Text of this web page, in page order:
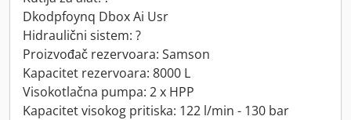
Dkodpfoynq Dbox Ai Usr
Hidraulični sistem: ?
Proizvođač rezervoara: Samson
Kapacitet rezervoara: 8000 L
Visokotlačna pumpa: 2 x HPP
Kapacitet visokog pritiska: 122 l/min - 130 bar